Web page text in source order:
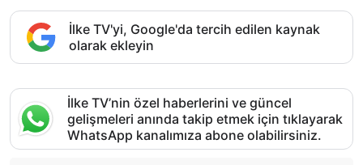
İlke TV'yi, Google'da tercih edilen kaynak
olarak ekleyin
İlke TV’nin özel haberlerini ve güncel
gelişmeleri anında takip etmek için tıklayarak
WhatsApp kanalımıza abone olabilirsiniz.